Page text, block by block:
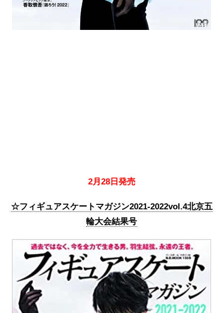
2月28日発売
☆フィギュアスケートマガジン2021-2022vol.4北京五
輪大会結果号